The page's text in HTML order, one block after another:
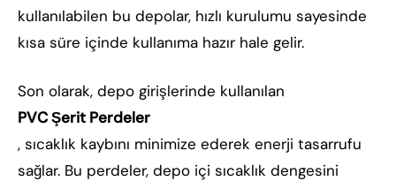
kullanılabilen bu depolar, hızlı kurulumu sayesinde
kısa süre içinde kullanıma hazır hale gelir.
Son olarak, depo girişlerinde kullanılan
PVC Şerit Perdeler
, sıcaklık kaybını minimize ederek enerji tasarrufu
sağlar. Bu perdeler, depo içi sıcaklık dengesini